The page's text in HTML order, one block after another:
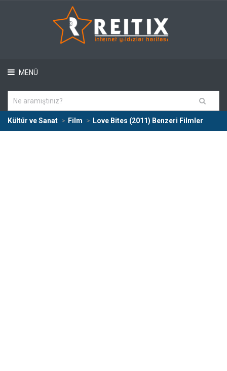
MENÜ
Kültür ve Sanat Film Love Bites (2011) Benzeri Filmler